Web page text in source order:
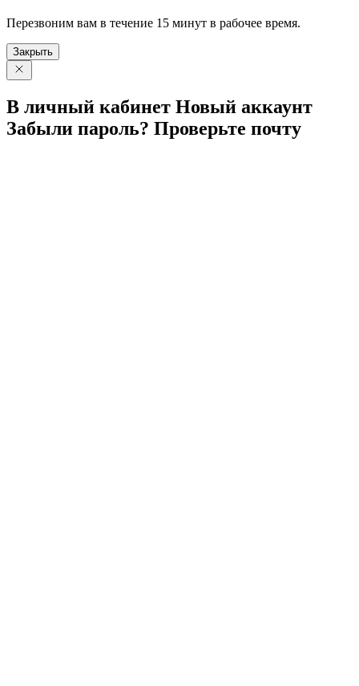
Перезвоним вам в течение 15 минут в рабочее время.
Закрыть
В личный кабинет Новый аккаунт
Забыли пароль? Проверьте почту